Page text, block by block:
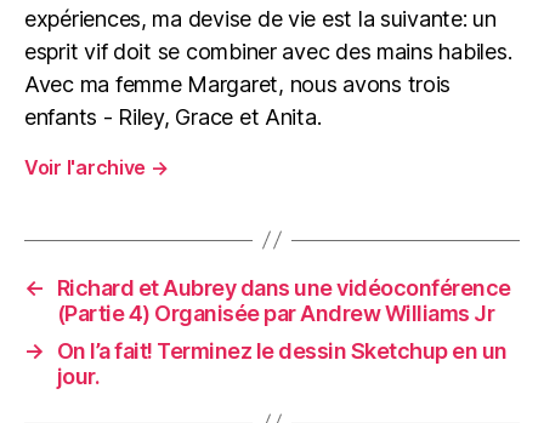
expériences, ma devise de vie est la suivante: un
esprit vif doit se combiner avec des mains habiles.
Avec ma femme Margaret, nous avons trois
enfants - Riley, Grace et Anita.
Voir l'archive →
←
Richard et Aubrey dans une vidéoconférence
(Partie 4) Organisée par Andrew Williams Jr
→
On l’a fait! Terminez le dessin Sketchup en un
jour.